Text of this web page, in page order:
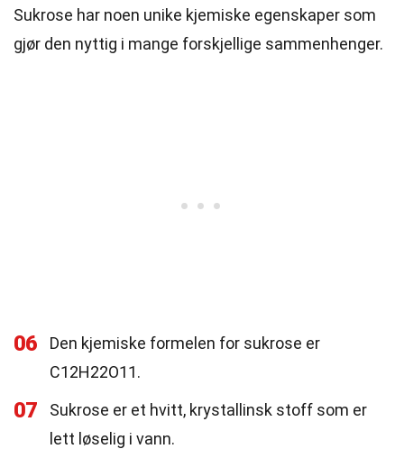
Sukrose har noen unike kjemiske egenskaper som
gjør den nyttig i mange forskjellige sammenhenger.
06
Den kjemiske formelen for sukrose er
C12H22O11.
07
Sukrose er et hvitt, krystallinsk stoff som er
lett løselig i vann.